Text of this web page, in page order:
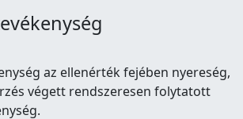
az ellenérték fejében nyereség,
végett rendszeresen folytatott